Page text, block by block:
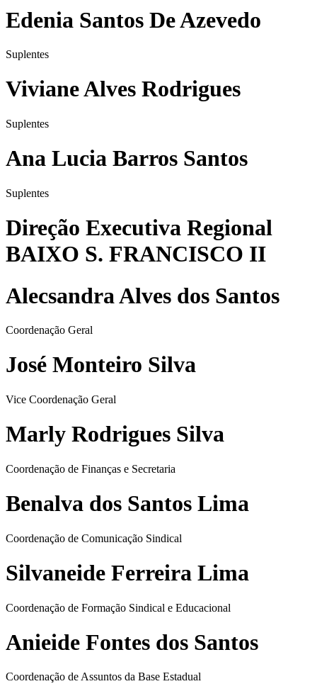
Edenia Santos De Azevedo
Suplentes
Viviane Alves Rodrigues
Suplentes
Ana Lucia Barros Santos
Suplentes
Direção Executiva Regional
BAIXO S. FRANCISCO II
Alecsandra Alves dos Santos
Coordenação Geral
José Monteiro Silva
Vice Coordenação Geral
Marly Rodrigues Silva
Coordenação de Finanças e Secretaria
Benalva dos Santos Lima
Coordenação de Comunicação Sindical
Silvaneide Ferreira Lima
Coordenação de Formação Sindical e Educacional
Anieide Fontes dos Santos
Coordenação de Assuntos da Base Estadual